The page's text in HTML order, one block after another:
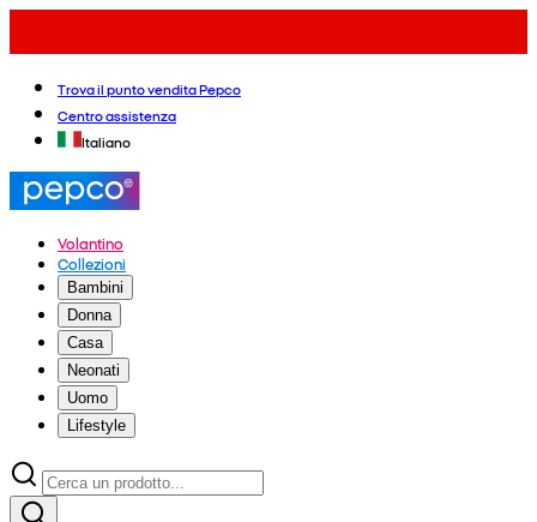
Trova il punto vendita Pepco
Centro assistenza
Italiano
Volantino
Collezioni
Bambini
Donna
Casa
Neonati
Uomo
Lifestyle